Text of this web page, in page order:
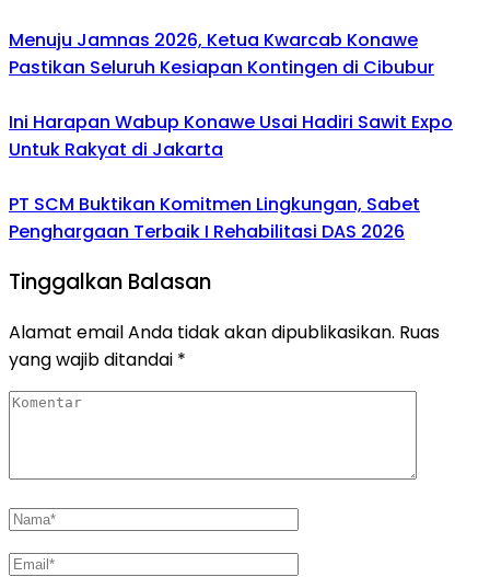
Menuju Jamnas 2026, Ketua Kwarcab Konawe
Pastikan Seluruh Kesiapan Kontingen di Cibubur
Ini Harapan Wabup Konawe Usai Hadiri Sawit Expo
Untuk Rakyat di Jakarta
PT SCM Buktikan Komitmen Lingkungan, Sabet
Penghargaan Terbaik I Rehabilitasi DAS 2026
Tinggalkan Balasan
Alamat email Anda tidak akan dipublikasikan. Ruas
yang wajib ditandai *